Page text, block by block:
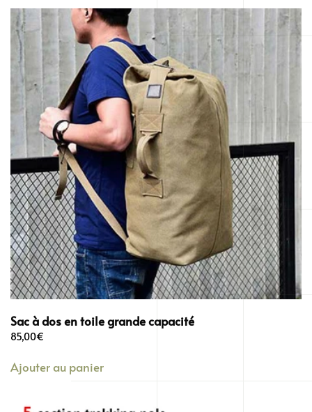
Sac à dos en toile grande capacité
85,00€
Ajouter au panier